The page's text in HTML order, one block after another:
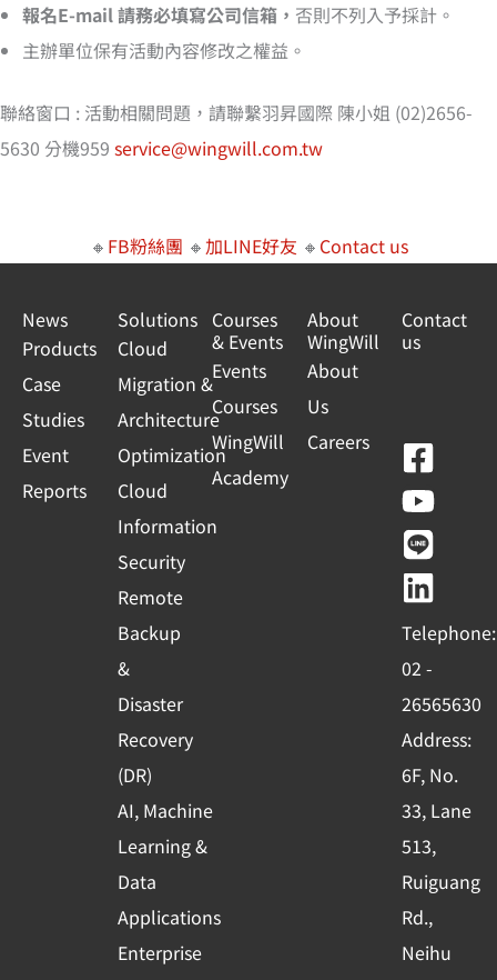
報名E-mail 請務必填寫公司信箱， 否則不列入予採計。
主辦單位保有活動內容修改之權益。
聯絡窗口 : 活動相關問題，請聯繫羽昇國際 陳小姐 (02)2656-
5630 分機959 service@wingwill.com.tw
🔸 FB粉絲團 🔸加LINE好友 🔸 Contact us
News
Products
Case
Studies
Event
Reports
Solutions
Cloud
Migration &
Architecture
Optimization
Cloud
Information
Security
Remote
Backup
&
Disaster
Recovery
(DR)
AI, Machine
Learning &
Data
Applications
Enterprise
Courses
& Events
Events
Courses
WingWill
Academy
About
WingWill
About
Us
Careers
Contact
us
F
a
c
e
b
o
o
k
-
s
q
u
a
r
e
Y
o
u
t
u
b
e
L
i
n
e
L
i
n
k
e
d
i
n
Telephone:
02 -
26565630
Address:
6F, No.
33, Lane
513,
Ruiguang
Rd.,
Neihu